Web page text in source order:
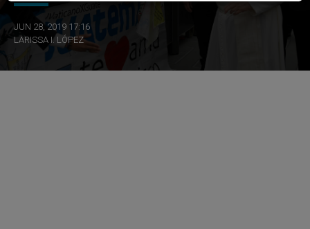
JUN 28, 2019 17:16
LARISSA I. LÓPEZ